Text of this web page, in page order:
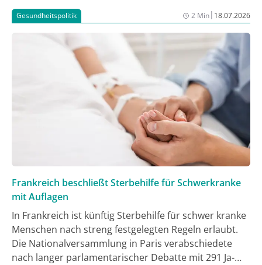
einen Diagnosevorschlag, sondern erklärt auch,
welche Zellmerkmale dafür ausschlaggebend waren
und wie verlässlich die Einschätzung ist. Dadurch
können Mediziner:innen ihre Aufmerksamkeit gezielt
auf schwierige oder unsichere Fälle richten, berichten
die Forschenden um den Informatiker Prof. Dr.
Michael Thrun und die Krebsmedizinerin PD Dr.
Cornelia Brendel und PD Dr. Jörg Hoffmann. Die
Forschenden veröffentlichen ihre Ergebnisse in der
aktuellen Ausgabe des Fachmagazins PLOS Medicine.
Gesundheitspolitik 2 Min| 18.07.2026
Frankreich beschließt Sterbehilfe für Schwerkranke
mit Auflagen
In Frankreich ist künftig Sterbehilfe für schwer kranke
Menschen nach streng festgelegten Regeln erlaubt.
Die Nationalversammlung in Paris verabschiedete
nach langer parlamentarischer Debatte mit 291 Ja-